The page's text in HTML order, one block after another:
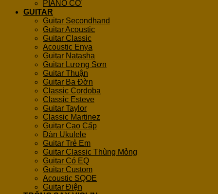
PIANO CƠ
GUITAR
Guitar Secondhand
Guitar Acoustic
Guitar Classic
Acoustic Enya
Guitar Natasha
Guitar Lương Sơn
Guitar Thuận
Guitar Ba Đờn
Classic Cordoba
Classic Esteve
Guitar Taylor
Classic Martinez
Guitar Cao Cấp
Đàn Ukulele
Guitar Trẻ Em
Guitar Classic Thùng Mỏng
Guitar Có EQ
Guitar Custom
Acoustic SQOE
Guitar Điện